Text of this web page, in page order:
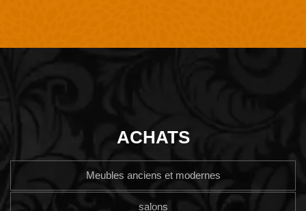
ACHATS
Meubles anciens et modernes
salons